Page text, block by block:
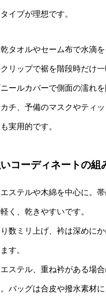
イプが理想です。
タオルやセーム布で水滴を
リップで裾を階段時だけ一
ールカバーで側面の濡れを
チ、予備のマスクやティ
実用的です。
コーディネートの組
ステルや木綿を中心に。
く、乾きやすいです。
数ミリ上げ、衿は深めに
す。
ステル、重ね衿がある場
バッグは合皮や撥水素材